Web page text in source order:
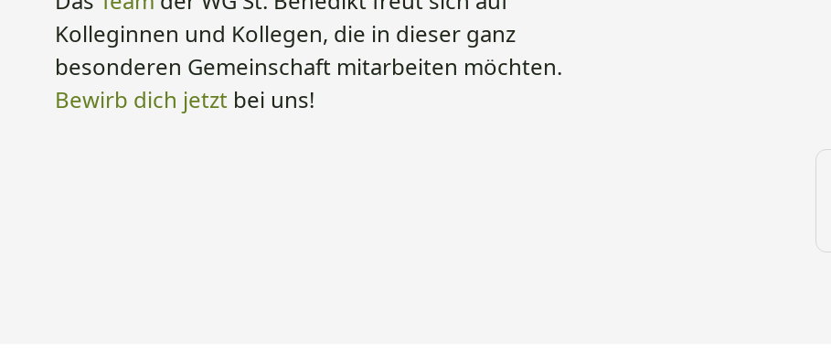
Kolleginnen und Kollegen, die in dieser ganz
besonderen Gemeinschaft mitarbeiten möchten.
Bewirb dich jetzt bei uns!​​​​​​​